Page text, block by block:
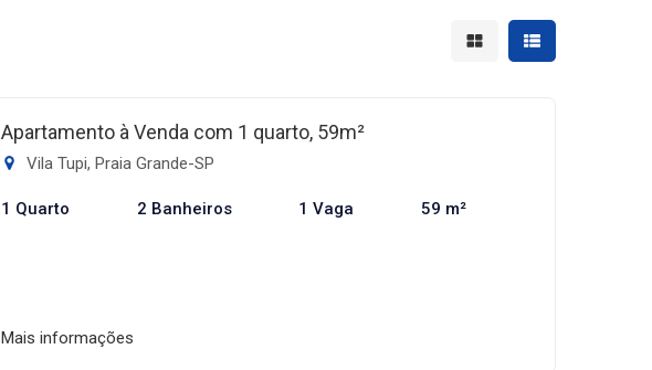
Mostrar resultados em
Mostrar
Apartamento à Venda com 1 quarto, 59m²
Vila Tupi, Praia Grande-SP
1 Quarto 2 Banheiros 1 Vaga 59 m²
Mais informações